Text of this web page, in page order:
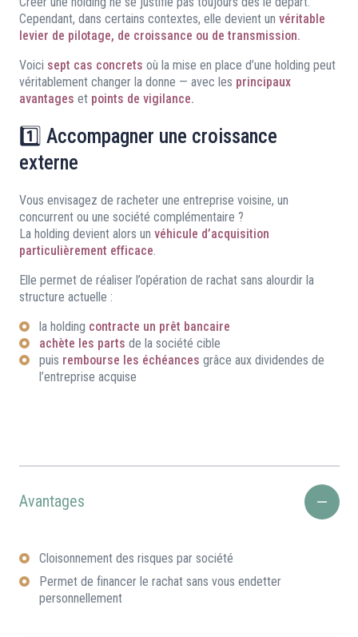
Cependant, dans certains contextes, elle devient un véritable
levier de pilotage, de croissance ou de transmission.
Voici sept cas concrets où la mise en place d’une holding peut
véritablement changer la donne — avec les principaux
avantages et points de vigilance.
1️⃣ Accompagner une croissance
externe
Vous envisagez de racheter une entreprise voisine, un
concurrent ou une société complémentaire ?
La holding devient alors un véhicule d’acquisition
particulièrement efficace
Elle permet de réaliser l’opération de rachat sans alourdir la
structure actuelle :
la holding contracte un prêt bancaire
achète les parts de la société cible
puis rembourse les échéances grâce aux dividendes de
l’entreprise acquise
Avantages
Cloisonnement des risques par société
Permet de financer le rachat sans vous endetter
personnellement